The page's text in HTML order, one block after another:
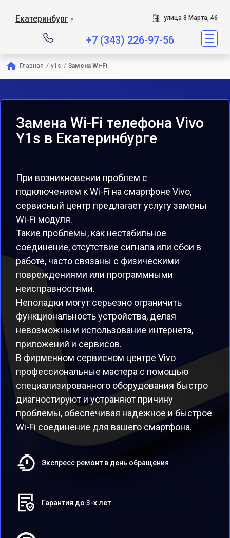
Екатеринбург ▼ улица 8 Марта, 46
+7 (343) 226-97-56
Главная / y1s / Замена Wi-Fi
Замена Wi-Fi телефона Vivo
Y1s в Екатеринбурге
При возникновении проблем с
подключением к Wi-Fi на смартфоне Vivo,
сервисный центр предлагает услугу замены
Wi-Fi модуля.
Такие проблемы, как нестабильное
соединение, отсутствие сигнала или сбои в
работе, часто связаны с физическими
повреждениями или программными
неисправностями.
Неполадки могут серьезно ограничить
функциональность устройства, делая
невозможным использование интернета,
приложений и сервисов.
В фирменном сервисном центре Vivo
профессиональные мастера с помощью
специализированного оборудования быстро
диагностируют и устраняют причину
проблемы, обеспечивая надежное и быстрое
Wi-Fi соединение для вашего смартфона.
Экспресс ремонт в день обращения
Гарантия до 3-х лет